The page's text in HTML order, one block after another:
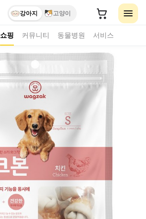
강아지 고양이
쇼핑 커뮤니티 동물병원 서비스